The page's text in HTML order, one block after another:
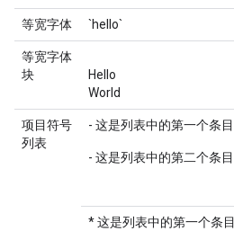
等宽字体 `hello`
等宽字体
块
Hello
World
项目符号
列表
- 这是列表中的第一个条目
- 这是列表中的第二个条目
* 这是列表中的第一个条目